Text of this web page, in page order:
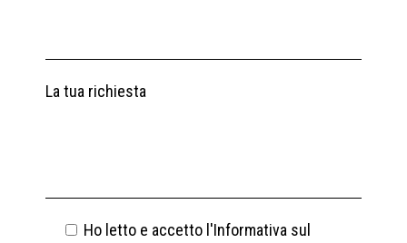
La tua richiesta
Ho letto e accetto l'Informativa sul